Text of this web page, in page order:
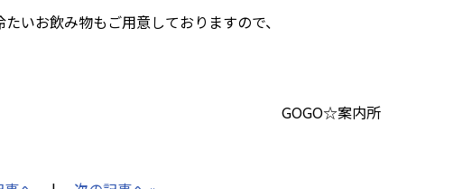
飲み物もご用意しておりますので、
案内所